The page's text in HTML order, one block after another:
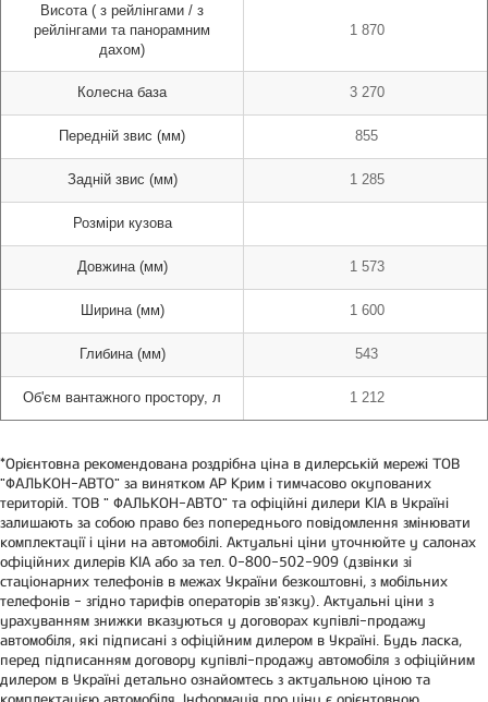
Висота ( з рейлінгами / з
рейлінгами та панорамним
дахом)
Колесна база
Передній звис (мм)
Задній звис (мм)
Розміри кузова
Довжина (мм)
Ширина (мм)
Глибина (мм)
Об'єм вантажного простору, л
1 870
3 270
855
1 285
1 573
1 600
543
1 212
*Орієнтовна рекомендована роздрібна ціна в дилерській мережі ТОВ
"ФАЛЬКОН-АВТО" за винятком АР Крим і тимчасово окупованих
територій. ТОВ " ФАЛЬКОН-АВТО" та офіційні дилери КІА в Україні
залишають за собою право без попереднього повідомлення змінювати
комплектації і ціни на автомобілі. Актуальні ціни уточнюйте у салонах
офіційних дилерів КІА або за тел. 0-800-502-909 (дзвінки зі
стаціонарних телефонів в межах України безкоштовні, з мобільних
телефонів - згідно тарифів операторів зв'язку). Актуальні ціни з
урахуванням знижки вказуються у договорах купівлі-продажу
автомобіля, які підписані з офіційним дилером в Україні. Будь ласка,
перед підписанням договору купівлі-продажу автомобіля з офіційним
дилером в Україні детально ознайомтесь з актуальною ціною та